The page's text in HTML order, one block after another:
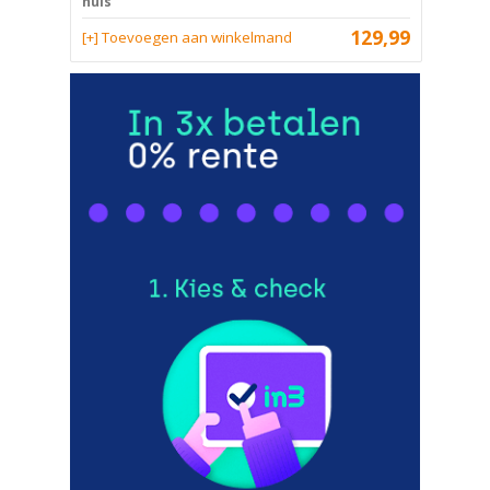
129,99
[+] Toevoegen aan winkelmand